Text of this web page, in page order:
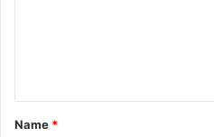
*
Name *